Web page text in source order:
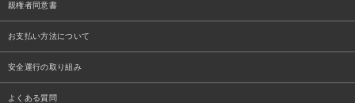
親権者同意書
お支払い方法について
安全運行の取り組み
よくある質問